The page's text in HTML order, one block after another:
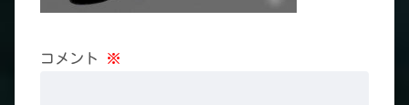
コメント ※